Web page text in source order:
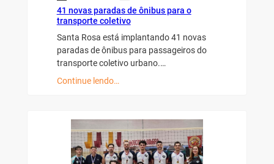
41 novas paradas de ônibus para o
transporte coletivo
Santa Rosa está implantando 41 novas
paradas de ônibus para passageiros do
transporte coletivo urbano.…
Continue lendo…